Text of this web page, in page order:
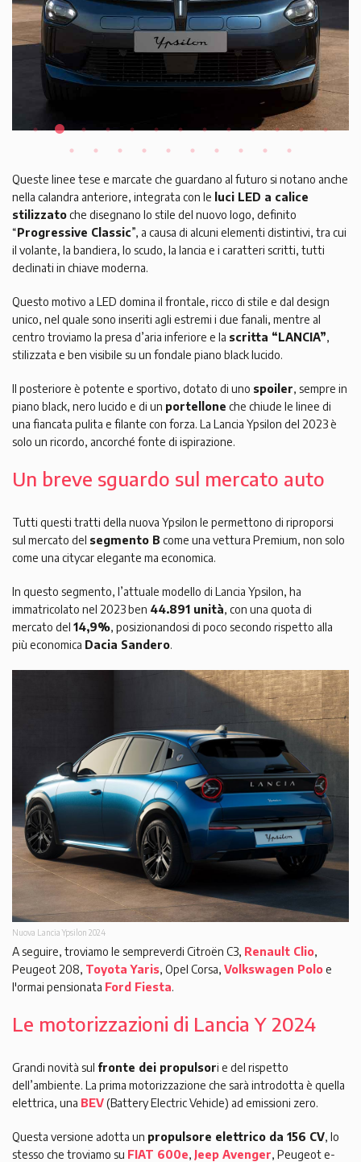
Queste linee tese e marcate che guardano al futuro si notano anche
nella calandra anteriore, integrata con le luci LED a calice
stilizzatoche disegnano lo stile del nuovo logo, definito
“Progressive Classic”, a causa di alcuni elementi distintivi, tra cui
il volante, la bandiera, lo scudo, la lancia e i caratteri scritti, tutti
declinati in chiave moderna.
Questo motivo a LED domina il frontale, ricco di stile e dal design
unico, nel quale sono inseriti agli estremi i due fanali, mentre al
centro troviamo la presa d’aria inferiore e la scritta “LANCIA”,
stilizzata e ben visibile su un fondale piano black lucido.
Il posteriore è potente e sportivo, dotato di uno spoiler, sempre in
piano black, nero lucido e di un portellone che chiude le linee di
una fiancata pulita e filante con forza. La Lancia Ypsilon del 2023 è
solo un ricordo, ancorché fonte di ispirazione.
Un breve sguardo sul mercato auto
Tutti questi tratti della nuova Ypsilon le permettono di riproporsi
sul mercato del segmento B come una vettura Premium, non solo
come una citycar elegante ma economica.
In questo segmento, l’attuale modello di Lancia Ypsilon, ha
immatricolato nel 2023 ben 44.891 unità, con una quota di
mercato del 14,9%, posizionandosi di poco secondo rispetto alla
più economica Dacia Sandero.
Nuova Lancia Ypsilon 2024
A seguire, troviamo le sempreverdi Citroën C3, Renault Clio,
Peugeot 208, Toyota Yaris, Opel Corsa, Volkswagen Poloe
l'ormai pensionata Ford Fiesta.
Le motorizzazioni di Lancia Y 2024
Grandi novità sul fronte dei propulsori e del rispetto
dell’ambiente. La prima motorizzazione che sarà introdotta è quella
elettrica, una BEV(Battery Electric Vehicle) ad emissioni zero.
Questa versione adotta un propulsore elettrico da 156 CV, lo
stesso che troviamo su FIAT 600e, Jeep Avenger, Peugeot e-